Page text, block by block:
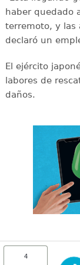
haber quedado
terremoto, y las
declaró un
El ejército
labores de
daños.
4